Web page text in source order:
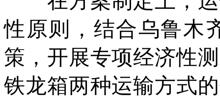
性原则，结合乌鲁木
策，开展专项经济性
铁龙箱两种运输方式